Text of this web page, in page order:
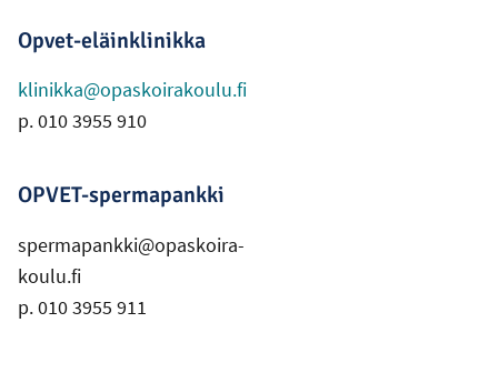
Opvet-eläinklinikka
klinikka@opaskoirakoulu.fi
p. 010 3955 910
OPVET-spermapankki
spermapankki@opaskoira-
koulu.fi
p. 010 3955 911